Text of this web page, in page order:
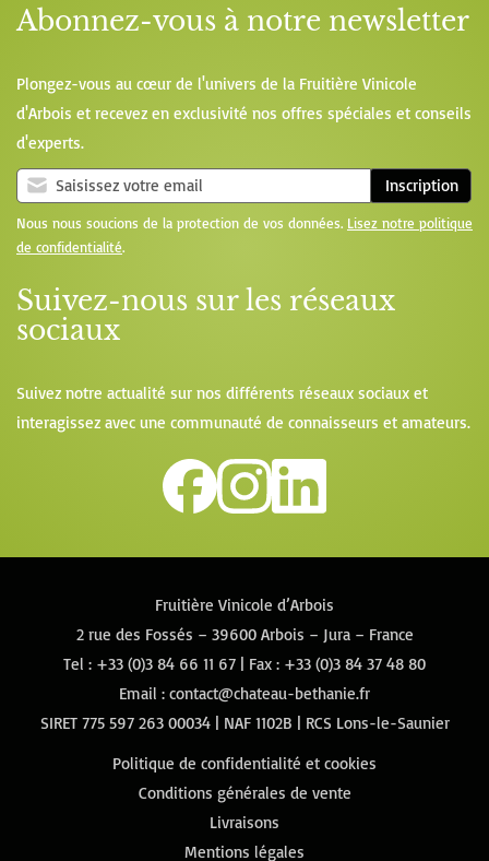
Abonnez-vous à notre newsletter
Plongez-vous au cœur de l'univers de la Fruitière Vinicole
d'Arbois et recevez en exclusivité nos offres spéciales et conseils
d'experts.
Inscription
Nous nous soucions de la protection de vos données. Lisez notre politique
de confidentialité.
Suivez-nous sur les réseaux
sociaux
Suivez notre actualité sur nos différents réseaux sociaux et
interagissez avec une communauté de connaisseurs et amateurs.
Fruitière Vinicole d’Arbois
2 rue des Fossés – 39600 Arbois – Jura – France
Tel : +33 (0)3 84 66 11 67 | Fax : +33 (0)3 84 37 48 80
Email : contact@chateau-bethanie.fr
SIRET 775 597 263 00034 | NAF 1102B | RCS Lons-le-Saunier
Politique de confidentialité et cookies
Conditions générales de vente
Livraisons
Mentions légales